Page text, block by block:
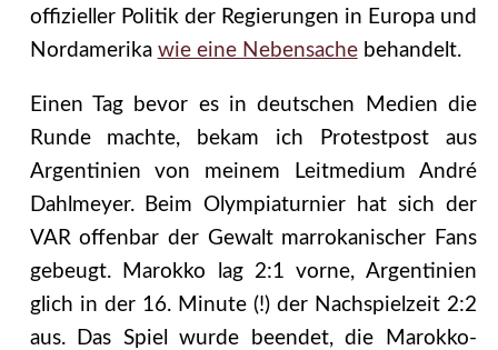
offizieller Politik der Regierungen in Europa und
Nordamerika wie eine Nebensachebehandelt.
Einen Tag bevor es in deutschen Medien die
Runde machte, bekam ich Protestpost aus
Argentinien von meinem Leitmedium André
Dahlmeyer. Beim Olympiaturnier hat sich der
VAR offenbar der Gewalt marrokanischer Fans
gebeugt. Marokko lag 2:1 vorne, Argentinien
glich in der 16. Minute (!) der Nachspielzeit 2:2
aus. Das Spiel wurde beendet, die Marokko-